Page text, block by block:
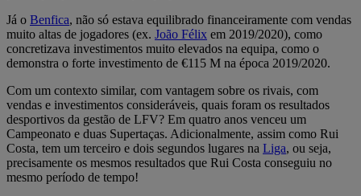
Já o Benfica, não só estava equilibrado financeiramente com vendas
muito altas de jogadores (ex. João Félix em 2019/2020), como
concretizava investimentos muito elevados na equipa, como o
demonstra o forte investimento de €115 M na época 2019/2020.
Com um contexto similar, com vantagem sobre os rivais, com
vendas e investimentos consideráveis, quais foram os resultados
desportivos da gestão de LFV? Em quatro anos venceu um
Campeonato e duas Supertaças. Adicionalmente, assim como Rui
Costa, tem um terceiro e dois segundos lugares na Liga, ou seja,
precisamente os mesmos resultados que Rui Costa conseguiu no
mesmo período de tempo!